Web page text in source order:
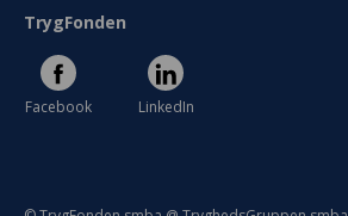
TrygFonden
Facebook LinkedIn